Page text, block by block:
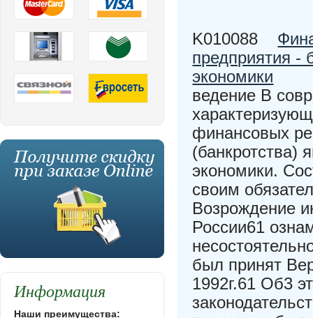
K010088
предприятия -
экономики
ведение В
финансовых
(банкротства)
экономики.
своим
Возрождение
России61
был принят
1992г.61 Об3
Информация
Наши преимущества: